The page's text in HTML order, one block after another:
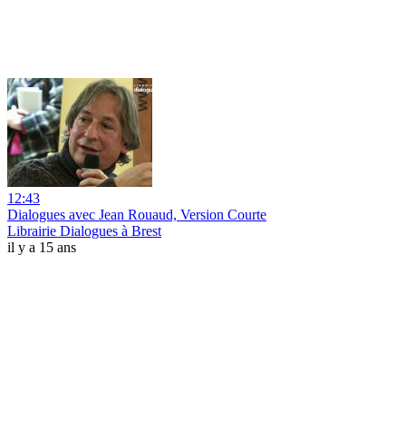
12:43
Dialogues avec Jean Rouaud, Version Courte
Librairie Dialogues à Brest
il y a 15 ans